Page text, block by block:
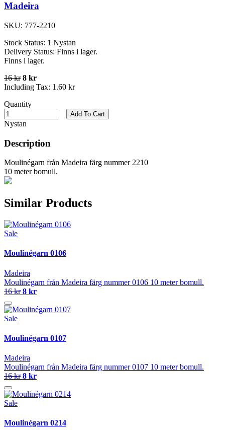
Madeira
SKU: 777-2210
Stock Status: 1 Nystan
Delivery Status: Finns i lager.
Finns i lager.
16 kr 8 kr
Including Tax: 1.60 kr
Quantity
Nystan
Add To Cart
Description
Moulinégarn från Madeira färg nummer 2210
10 meter bomull.
Similar Products
Sale
Moulinégarn 0106
Madeira
Moulinégarn från Madeira färg nummer 0106 10 meter bomull.
16 kr 8 kr
Sale
Moulinégarn 0107
Madeira
Moulinégarn från Madeira färg nummer 0107 10 meter bomull.
16 kr 8 kr
Sale
Moulinégarn 0214